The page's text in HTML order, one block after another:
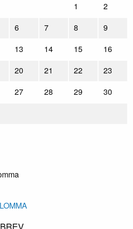
1
2
6 7 8
9
13 14 15
16
20 21 22
23
27 28 29
30
LOMMA